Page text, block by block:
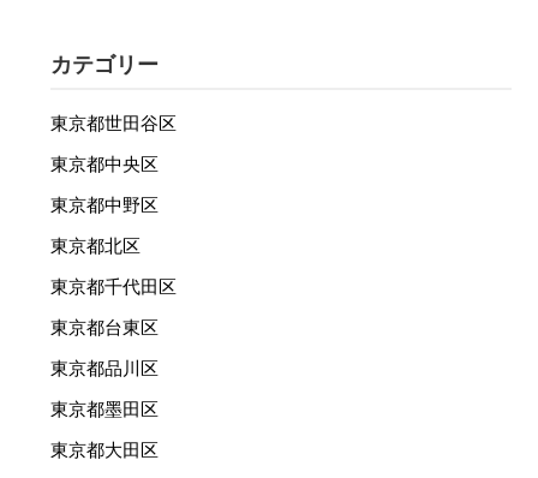
カテゴリー
東京都世田谷区
東京都中央区
東京都中野区
東京都北区
東京都千代田区
東京都台東区
東京都品川区
東京都墨田区
東京都大田区